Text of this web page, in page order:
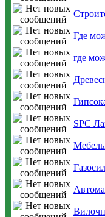
Где
где
SPC